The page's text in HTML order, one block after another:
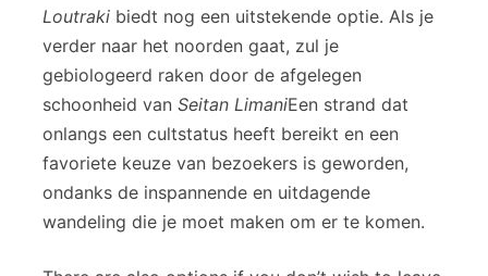
Loutraki biedt nog een uitstekende optie. Als je
verder naar het noorden gaat, zul je
gebiologeerd raken door de afgelegen
schoonheid van Seitan LimaniEen strand dat
onlangs een cultstatus heeft bereikt en een
favoriete keuze van bezoekers is geworden,
ondanks de inspannende en uitdagende
wandeling die je moet maken om er te komen.